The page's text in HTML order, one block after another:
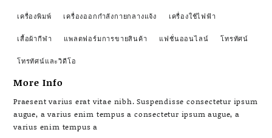
เครื่องพิมพ์ เครื่องออกกำลังกายกลางแจ้ง เครื่องใช้ไฟฟ้า
เสื้อผ้ากีฬา แพลตฟอร์มการขายสินค้า แฟชั่นออนไลน์ โทรทัศน์
โทรทัศน์และวิดีโอ
More Info
Praesent varius erat vitae nibh. Suspendisse consectetur ipsum
augue, a varius enim tempus a consectetur ipsum augue, a
varius enim tempus a